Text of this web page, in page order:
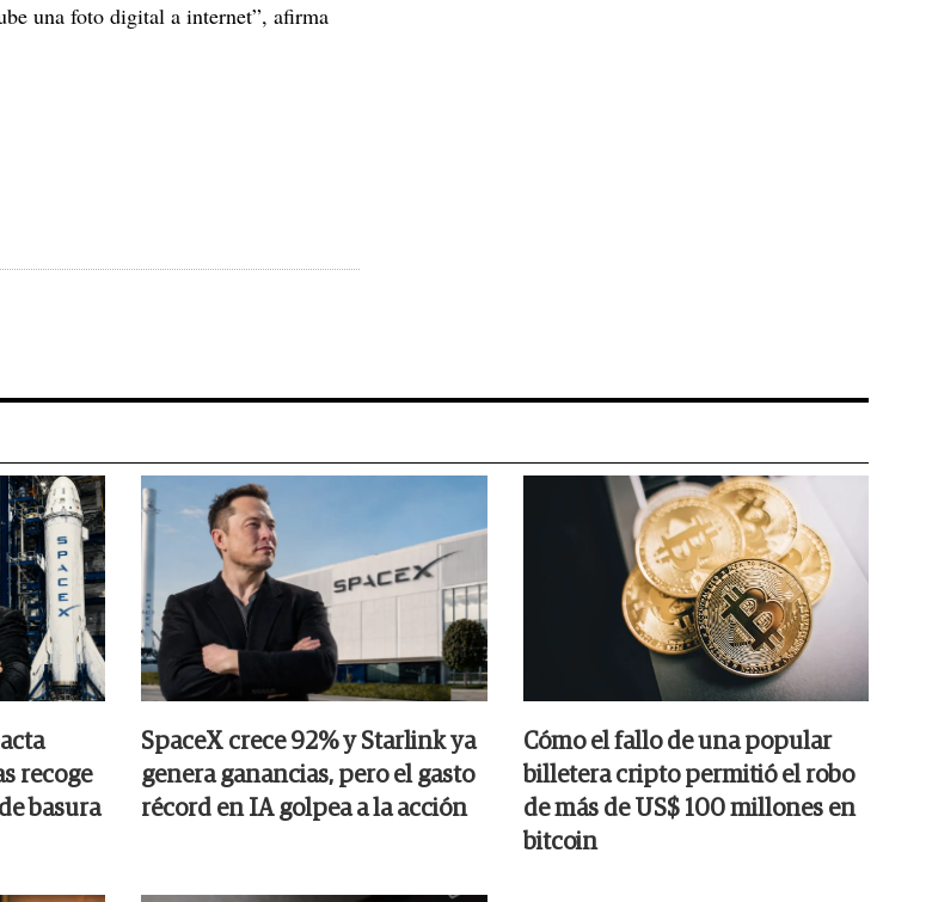
una foto digital a internet”, afirma
recoge
basura
SpaceX crece 92% y Starlink ya
genera ganancias, pero el gasto
récord en IA golpea a la acción
Cómo el fallo de una popular
billetera cripto permitió el robo
de más de US$ 100 millones en
bitcoin